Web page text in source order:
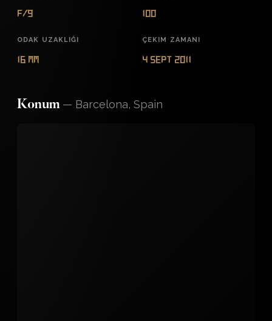
f/9 100
ODAK UZAKLIĞI
16 mm
ÇEKIM ZAMANI
4 Sept 2011
Konum — Barcelona, Spain